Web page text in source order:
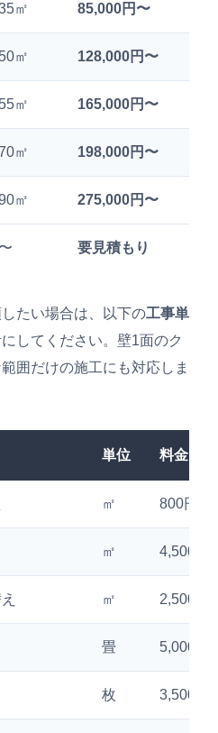
㎡ 85,000円〜
㎡ 128,000円〜
㎡ 165,000円〜
㎡ 198,000円〜
㎡ 275,000円〜
要見積もり
たい場合は、以下の工事単
してください。壁1面のク
囲だけの施工にも対応しま
単位 料金（
㎡ 800円〜
㎡ 4,500円
㎡ 2,500円
畳 5,000円
枚 3,500円